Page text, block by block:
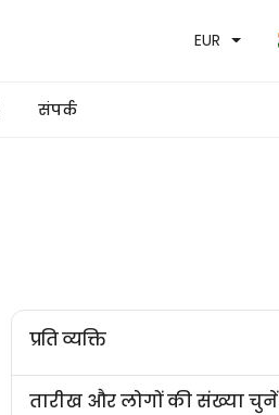
EUR
संपर्क
प्रति व्यक्ति
तारीख और लोगों की संख्या चुनें